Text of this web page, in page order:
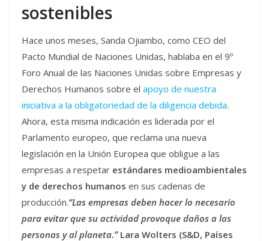
sostenibles
Hace unos meses, Sanda Ojiambo, como CEO del
Pacto Mundial de Naciones Unidas, hablaba en el 9º
Foro Anual de las Naciones Unidas sobre Empresas y
Derechos Humanos sobre el apoyo de nuestra
iniciativa a la obligatoriedad de la diligencia debida.
Ahora, esta misma indicación es liderada por el
Parlamento europeo, que reclama una nueva
legislación en la Unión Europea que obligue a las
empresas a respetar estándares medioambientales
y de derechos humanos en sus cadenas de
producción.“Las empresas deben hacer lo necesario
para evitar que su actividad provoque daños a las
personas y al planeta.”Lara Wolters (S&D, Países